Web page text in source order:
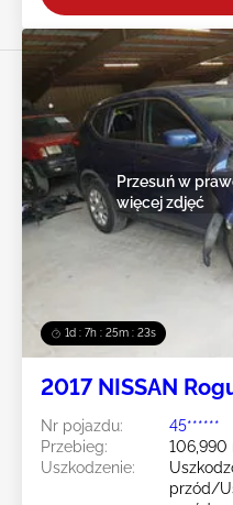
1d : 7h : 25m : 20s
Przesuń w
więcej zdjęć
2017 NISSAN
Nr pojazdu:
45******
Przebieg:
106,990
Uszkodzenie:
przód/